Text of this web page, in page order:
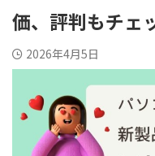
価、評判もチェ
2026年4月5日